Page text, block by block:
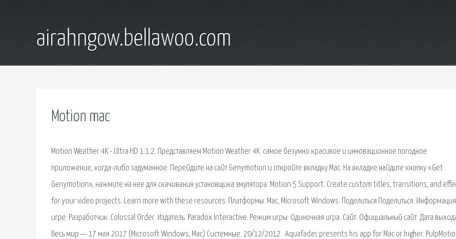
airahngow.bellawoo.com
Motion mac
Motion Weather 4K - Ultra HD 1.1.2. Представляем Motion Weather 4K: самое безумно красивое и инновационное погодное
приложение, когда-либо задуманное. Перейдите на сайт Genymotion и откройте вкладку Mac. На вкладке найдите кнопку «Get
Genymotion», нажмите на нее для скачивания установщика эмулятора. Motion 5 Support. Create custom titles, transitions, and
for your video projects. Learn more with these resources. Платформы: Mac, Microsoft Windows. Поделиться Поделиться.
игре. Разработчик. Colossal Order. Издатель. Paradox Interactive. Режим игры. Одиночная игра. Сайт. Официальный сайт. Дата
Весь мир — 17 мая 2017 (Microsoft Windows, Mac) Системные. 20/12/2012 · Aquafadas presents his app for Mac or higher.